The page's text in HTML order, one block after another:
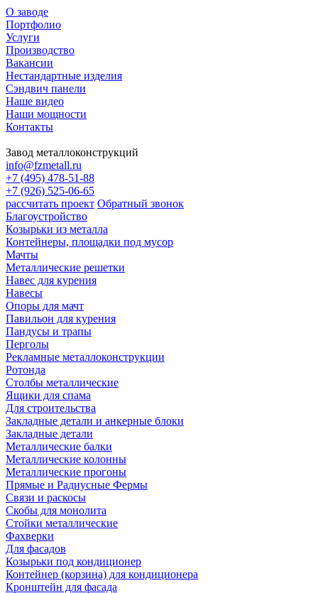
О заводе
Портфолио
Услуги
Производство
Вакансии
Нестандартные изделия
Сэндвич панели
Наше видео
Наши мощности
Контакты
Завод металлоконструкций
info@fzmetall.ru
+7 (495) 478-51-88
+7 (926) 525-06-65
рассчитать проект Обратный звонок
Благоустройство
Козырьки из металла
Контейнеры, площадки под мусор
Мачты
Металлические решетки
Навес для курения
Навесы
Опоры для мачт
Павильон для курения
Пандусы и трапы
Перголы
Рекламные металлоконструкции
Ротонда
Столбы металлические
Ящики для спама
Для строительства
Закладные детали и анкерные блоки
Закладные детали
Металлические балки
Металлические колонны
Металлические прогоны
Прямые и Радиусные Фермы
Связи и раскосы
Скобы для монолита
Стойки металлические
Фахверки
Для фасадов
Козырьки под кондиционер
Контейнер (корзина) для кондиционера
Кронштейн для фасада